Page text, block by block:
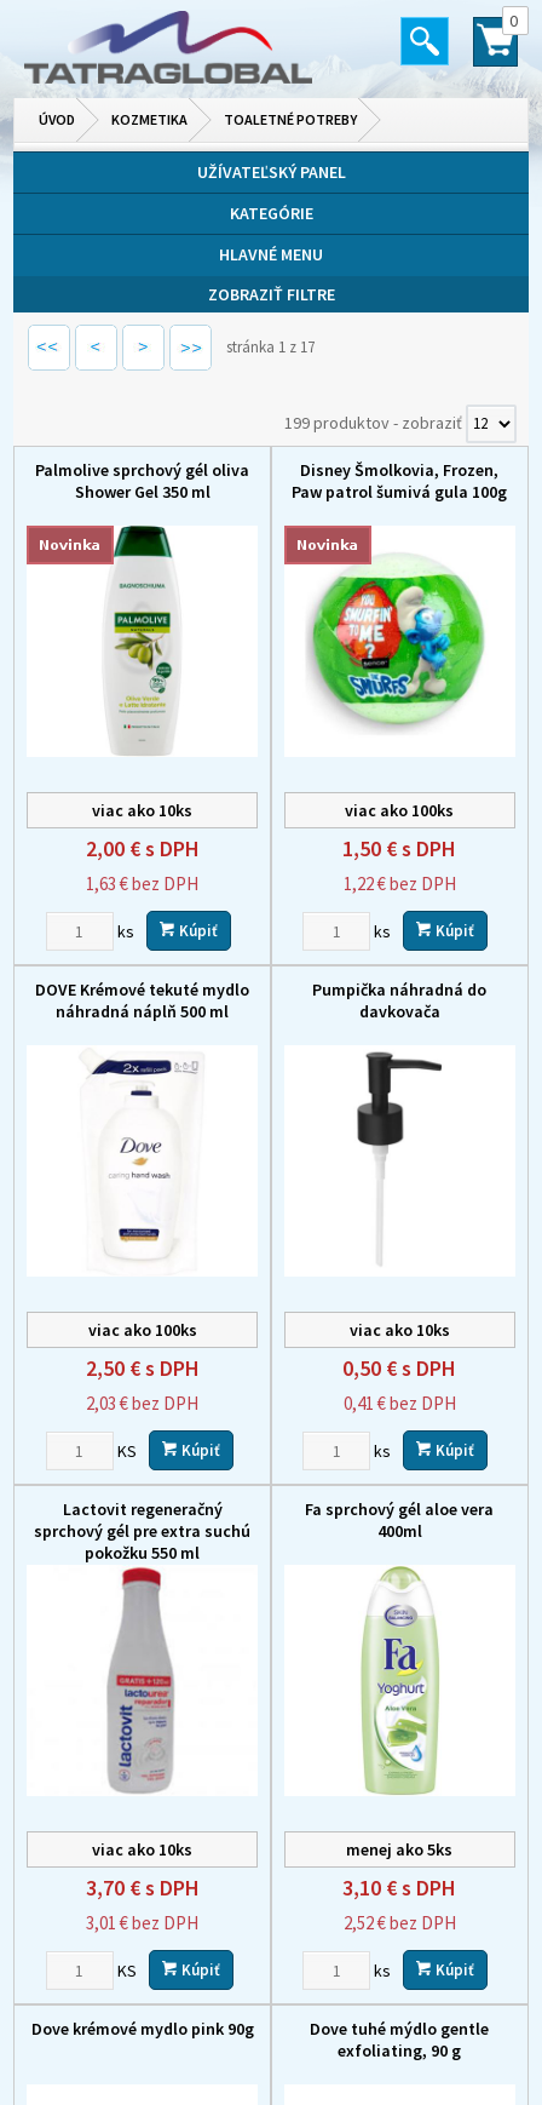
0
ÚVOD KOZMETIKA TOALETNÉ POTREBY
UŽÍVATEĽSKÝ PANEL
KATEGÓRIE
HLAVNÉ MENU
ZOBRAZIŤ FILTRE
stránka 1 z 17
199 produktov- zobraziť
Palmolive sprchový gél oliva
Shower Gel 350 ml
viac ako 10ks
2,00 €s DPH
1,63 €bez DPH
ks Kúpiť
Disney Šmolkovia, Frozen,
Paw patrol šumivá gula 100g
viac ako 100ks
1,50 €s DPH
1,22 €bez DPH
ks Kúpiť
DOVE Krémové tekuté mydlo
náhradná náplň 500 ml
viac ako 100ks
2,50 €s DPH
2,03 €bez DPH
KS Kúpiť
Pumpička náhradná do
davkovača
viac ako 10ks
0,50 €s DPH
0,41 €bez DPH
ks Kúpiť
Lactovit regeneračný
sprchový gél pre extra suchú
pokožku 550 ml
viac ako 10ks
3,70 €s DPH
3,01 €bez DPH
KS Kúpiť
Fa sprchový gél aloe vera
400ml
menej ako 5ks
3,10 €s DPH
2,52 €bez DPH
ks Kúpiť
Dove krémové mydlo pink 90g
Dove tuhé mýdlo gentle
exfoliating, 90 g